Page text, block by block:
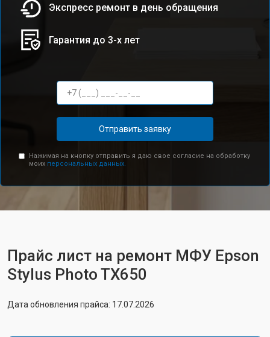
Экспресс ремонт в день обращения
Гарантия до 3-х лет
Отправить заявку
Нажимая на кнопку отправить я даю свое согласие на обработку
моих персональных данных.
Прайс лист на ремонт МФУ Epson
Stylus Photo TX650
Дата обновления прайса: 17.07.2026